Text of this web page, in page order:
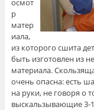
осмот
р
матер
иала,
из которого сшита
быть изготовлен из
материала.
очень опасна: есть
на руки, не говоря о
выскальзывающие 3-